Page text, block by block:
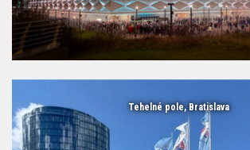
Tehelné pole, Bratislava